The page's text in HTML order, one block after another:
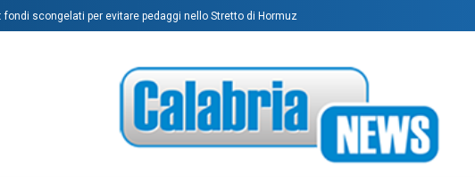
fondi scongelati per evitare pedaggi nello Stretto di Hormuz